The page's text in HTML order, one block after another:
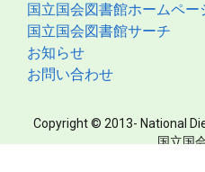
国立国会図書館ホームペー
国立国会図書館サーチ
お知らせ
お問い合わせ
Copyright © 2013- National